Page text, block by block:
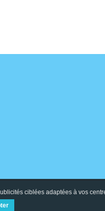
ciblées adaptées à vos